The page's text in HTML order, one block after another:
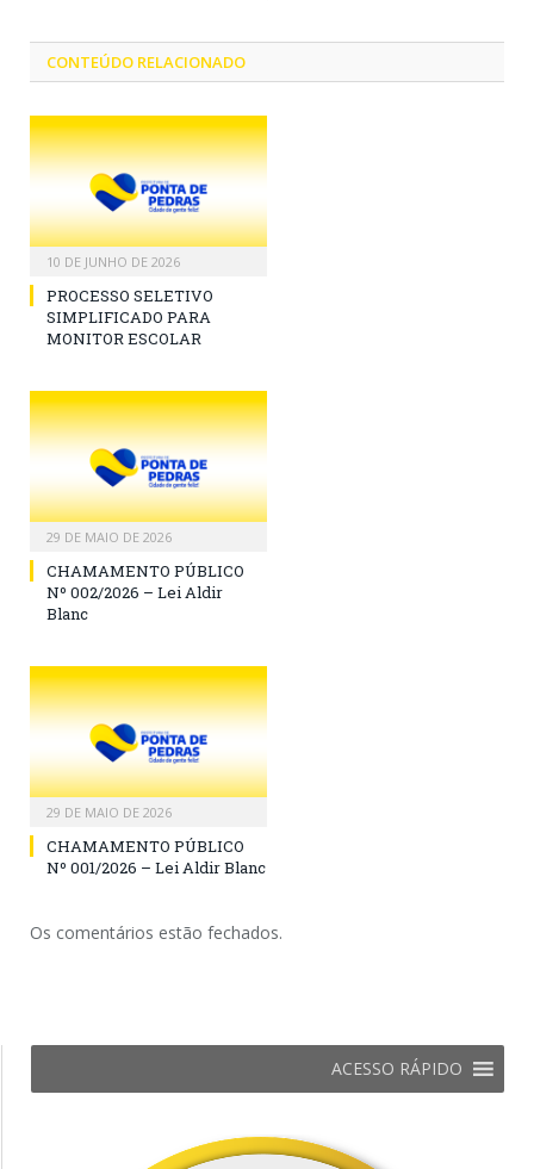
CONTEÚDO RELACIONADO
10 DE JUNHO DE 2026
PROCESSO SELETIVO
SIMPLIFICADO PARA
MONITOR ESCOLAR
29 DE MAIO DE 2026
CHAMAMENTO PÚBLICO
Nº 002/2026 – Lei Aldir
Blanc
29 DE MAIO DE 2026
CHAMAMENTO PÚBLICO
Nº 001/2026 – Lei Aldir Blanc
Os comentários estão fechados.
ACESSO RÁPIDO